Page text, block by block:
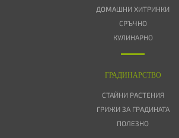
ДОМАШНИ ХИТРИНКИ
СРЪЧНО
КУЛИНАРНО
ГРАДИНАРСТВО
СТАЙНИ РАСТЕНИЯ
ГРИЖИ ЗА ГРАДИНАТА
ПОЛЕЗНО